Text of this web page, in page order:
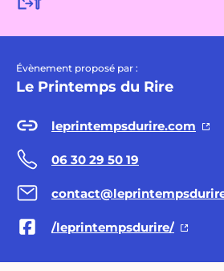
Évènement proposé par :
Le Printemps du Rire
leprintempsdurire.com
06 30 29 50 19
/leprintempsdurire/